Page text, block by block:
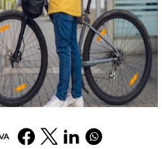
FacebookTwitter LinkedInWhatsapp